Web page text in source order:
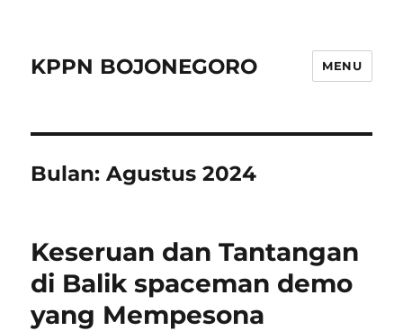
KPPN BOJONEGORO MENU
Bulan:Agustus 2024
Keseruan dan Tantangan
di Balik spaceman demo
yang Mempesona